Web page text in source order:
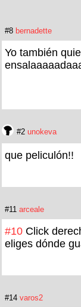
#8 bernadette
Yo también
#2 unokeva
que peliculón!!
#11 arceale
#10 Click
eliges dónde
#14 varos2